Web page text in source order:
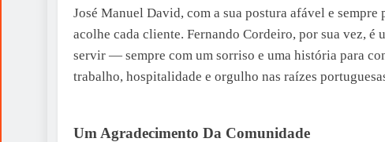
José Manuel David, com a sua postura afável e
acolhe cada cliente. Fernando Cordeiro, por sua vez, é
servir — sempre com um sorriso e uma história para
trabalho, hospitalidade e orgulho nas raízes
Um Agradecimento Da Comunidade